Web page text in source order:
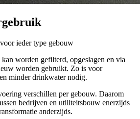
ieder type gebouw
worden gefilterd, opgeslagen en via
worden gebruikt. Zo is voor
minder drinkwater nodig.
verschillen per gebouw. Daarom
bedrijven en utiliteitsbouw enerzijds
anderzijds.